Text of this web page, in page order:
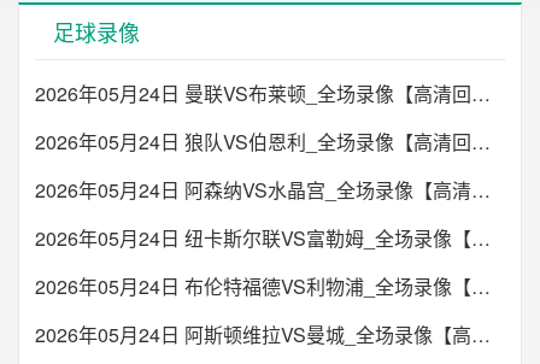
足球录像
2026年05月24日 曼联VS布莱顿_全场录像【高清回放】
2026年05月24日 狼队VS伯恩利_全场录像【高清回放】
2026年05月24日 阿森纳VS水晶宫_全场录像【高清回放】
2026年05月24日 纽卡斯尔联VS富勒姆_全场录像【高清回放】
2026年05月24日 布伦特福德VS利物浦_全场录像【高清回放】
2026年05月24日 阿斯顿维拉VS曼城_全场录像【高清回放】